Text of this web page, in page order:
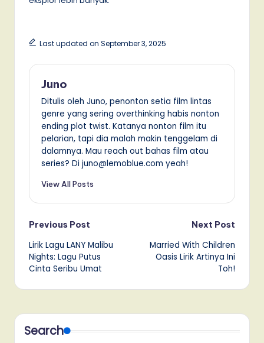
Last updated on September 3, 2025
Juno
Ditulis oleh Juno, penonton setia film lintas
genre yang sering overthinking habis nonton
ending plot twist. Katanya nonton film itu
pelarian, tapi dia malah makin tenggelam di
dalamnya. Mau reach out bahas film atau
series? Di juno@lemoblue.com yeah!
View All Posts
Post
navigation
Previous Post
Lirik Lagu LANY Malibu
Nights: Lagu Putus
Cinta Seribu Umat
Next Post
Married With Children
Oasis Lirik Artinya Ini
Toh!
Search